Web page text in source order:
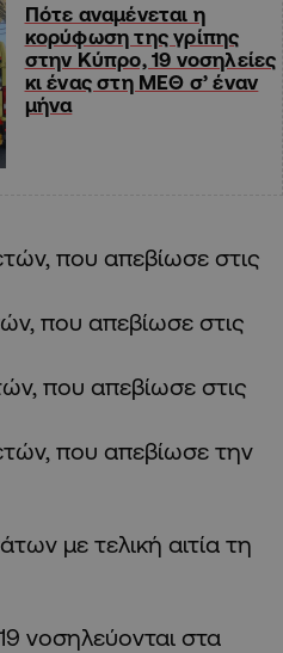
Πότε αναμένεται η
κορύφωση της γρίπης
στην Κύπρο, 19 νοσηλείες
κι ένας στη ΜΕΘ σ’ έναν
μήνα
που απεβίωσε στις
που απεβίωσε στις
που απεβίωσε στις
που απεβίωσε την
με τελική αιτία τη
νοσηλεύονται στα